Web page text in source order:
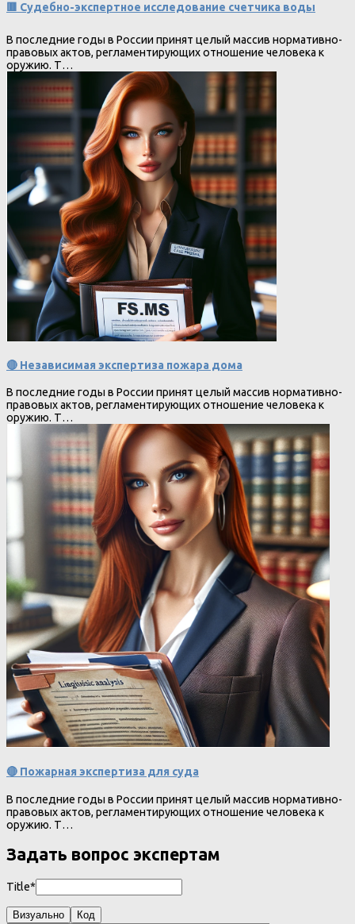
🟥 Судебно-экспертное исследование счетчика воды
В последние годы в России принят целый массив нормативно-
правовых актов, регламентирующих отношение человека к
оружию. Т…
🔴 Независимая экспертиза пожара дома
В последние годы в России принят целый массив нормативно-
правовых актов, регламентирующих отношение человека к
оружию. Т…
🔴 Пожарная экспертиза для суда
В последние годы в России принят целый массив нормативно-
правовых актов, регламентирующих отношение человека к
оружию. Т…
Задать вопрос экспертам
Title*
Визуально Код